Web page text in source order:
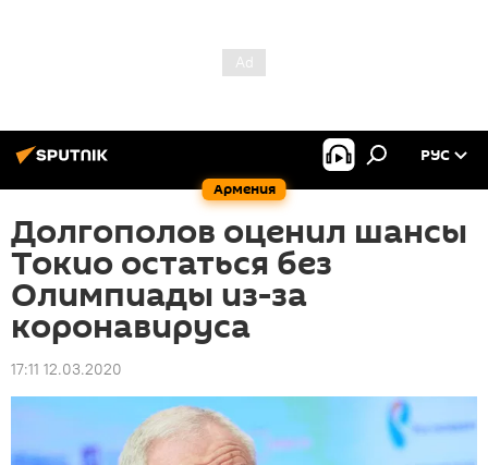
Армения
РУС
Долгополов оценил шансы
Токио остаться без
Олимпиады из-за
коронавируса
17:11 12.03.2020